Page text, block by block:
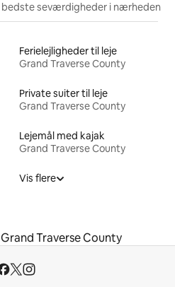
bedste seværdigheder i nærheden
Ferielejligheder til leje
Grand Traverse County
Private suiter til leje
Grand Traverse County
Lejemål med kajak
Grand Traverse County
Vis flere
Grand Traverse County